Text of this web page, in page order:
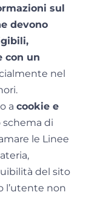
sul
devono
con un
nel
a cookie e
schema di
le Linee
del sito
l’utente non